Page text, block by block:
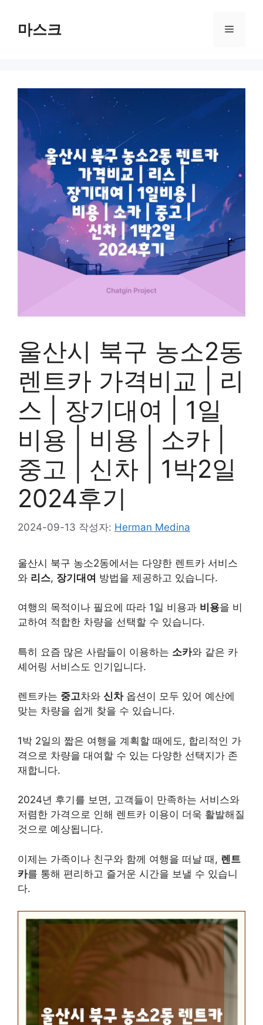
마스크 메
울산시 북구 농소2동
렌트카 가격비교 | 리
스 | 장기대여 | 1일
비용 | 비용 | 소카 |
중고 | 신차 | 1박2일
2024후기
2024-09-13 작성자: Herman Medina
울산시 북구 농소2동에서는 다양한 렌트카 서비스
와 리스, 장기대여 방법을 제공하고 있습니다.
여행의 목적이나 필요에 따라 1일 비용과 비용을 비
교하여 적합한 차량을 선택할 수 있습니다.
특히 요즘 많은 사람들이 이용하는 소카와 같은 카
셰어링 서비스도 인기입니다.
렌트카는 중고차와 신차옵션이 모두 있어 예산에
맞는 차량을 쉽게 찾을 수 있습니다.
1박 2일의 짧은 여행을 계획할 때에도, 합리적인 가
격으로 차량을 대여할 수 있는 다양한 선택지가 존
재합니다.
2024년 후기를 보면, 고객들이 만족하는 서비스와
저렴한 가격으로 인해 렌트카 이용이 더욱 활발해질
것으로 예상됩니다.
이제는 가족이나 친구와 함께 여행을 떠날 때, 렌트
카를 통해 편리하고 즐거운 시간을 보낼 수 있습니
다.